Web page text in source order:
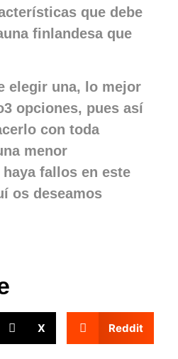
que debe
finlandesa que
elegir una, lo mejor
opciones, pues así
con toda
menor
fallos en este
os deseamos
X Reddit